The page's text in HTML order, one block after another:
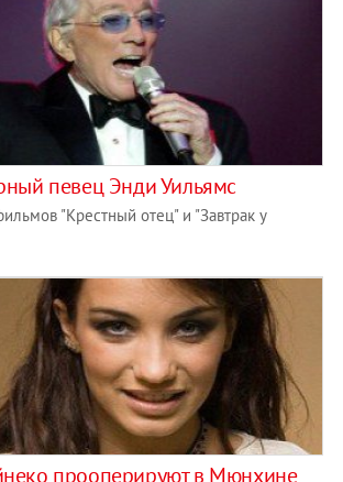
певец Энди Уильямс
"Крестный отец" и "Завтрак у
прооперируют в Мюнхине